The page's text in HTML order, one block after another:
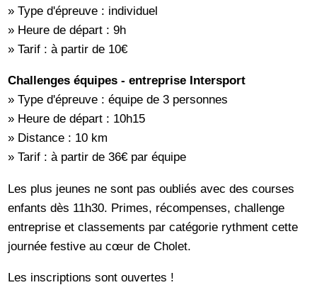
» Type d'épreuve : individuel
» Heure de départ : 9h
» Tarif : à partir de 10€
Challenges équipes - entreprise Intersport
» Type d'épreuve : équipe de 3 personnes
» Heure de départ : 10h15
» Distance : 10 km
» Tarif : à partir de 36€ par équipe
Les plus jeunes ne sont pas oubliés avec des courses
enfants dès 11h30. Primes, récompenses, challenge
entreprise et classements par catégorie rythment cette
journée festive au cœur de Cholet.
Les inscriptions sont ouvertes !